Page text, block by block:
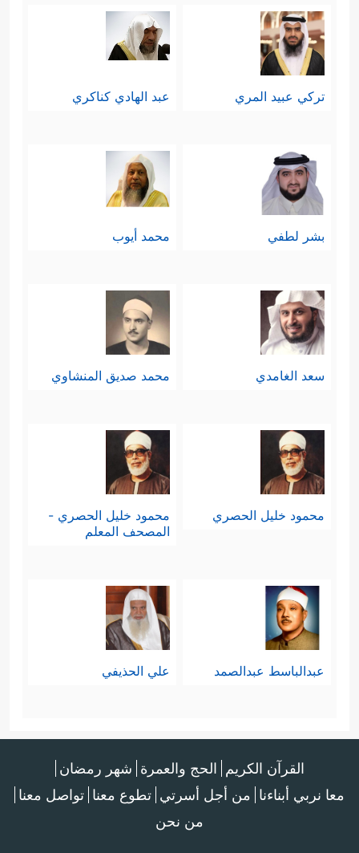
تركي عبيد المري عبد الهادي كناكري
بشر لطفي محمد أيوب
سعد الغامدي محمد صديق المنشاوي
محمود خليل الحصري
محمود خليل الحصري -
المصحف المعلم
عبدالباسط عبدالصمد علي الحذيفي
القرآن الكريم الحج والعمرة شهر رمضان
معا نربي أبناءنا من أجل أسرتي تطوع معنا تواصل معنا
من نحن